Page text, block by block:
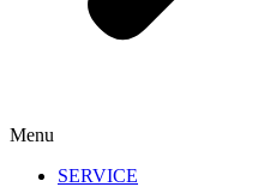
Menu
SERVICE